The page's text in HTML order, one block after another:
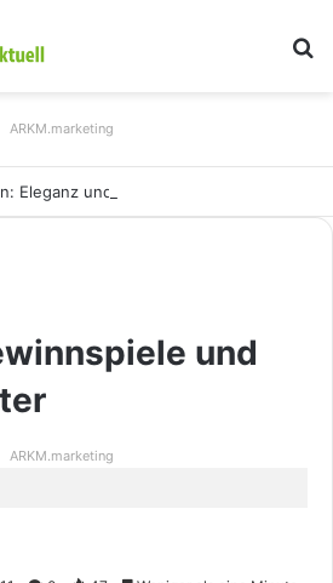
ARKM.marketing
und
ARKM.marketing